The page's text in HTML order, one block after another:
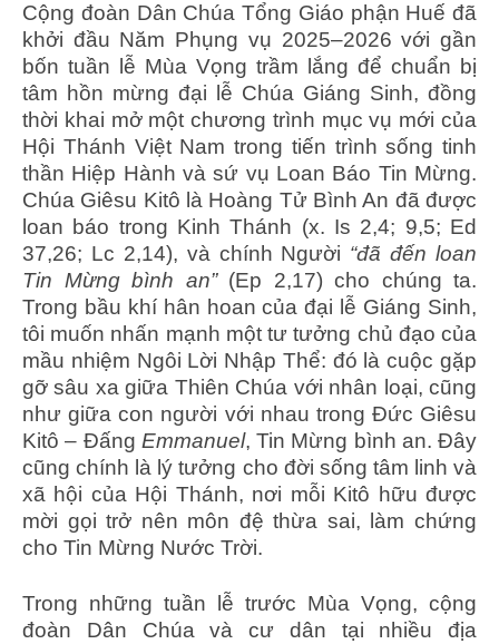
Cộng đoàn Dân Chúa Tổng Giáo phận Huế đã
khởi đầu Năm Phụng vụ 2025–2026 với gần
bốn tuần lễ Mùa Vọng trầm lắng để chuẩn bị
tâm hồn mừng đại lễ Chúa Giáng Sinh, đồng
thời khai mở một chương trình mục vụ mới của
Hội Thánh Việt Nam trong tiến trình sống tinh
thần Hiệp Hành và sứ vụ Loan Báo Tin Mừng.
Chúa Giêsu Kitô là Hoàng Tử Bình An đã được
loan báo trong Kinh Thánh (x. Is 2,4; 9,5; Ed
37,26; Lc 2,14), và chính Người “đã đến loan
Tin Mừng bình an”(Ep 2,17) cho chúng ta.
Trong bầu khí hân hoan của đại lễ Giáng Sinh,
tôi muốn nhấn mạnh một tư tưởng chủ đạo của
mầu nhiệm Ngôi Lời Nhập Thể: đó là cuộc gặp
gỡ sâu xa giữa Thiên Chúa với nhân loại, cũng
như giữa con người với nhau trong Đức Giêsu
Kitô – Đấng Emmanuel, Tin Mừng bình an. Đây
cũng chính là lý tưởng cho đời sống tâm linh và
xã hội của Hội Thánh, nơi mỗi Kitô hữu được
mời gọi trở nên môn đệ thừa sai, làm chứng
cho Tin Mừng Nước Trời.
Trong những tuần lễ trước Mùa Vọng, cộng
đoàn Dân Chúa và cư dân tại nhiều địa